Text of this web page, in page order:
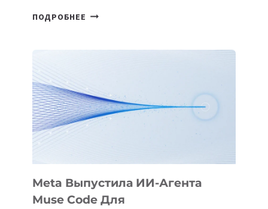
ПОДРОБНЕЕ HIGGSFIELD
НА
SIGGRAPH
Meta Выпустила ИИ-Агента
Muse Code Для